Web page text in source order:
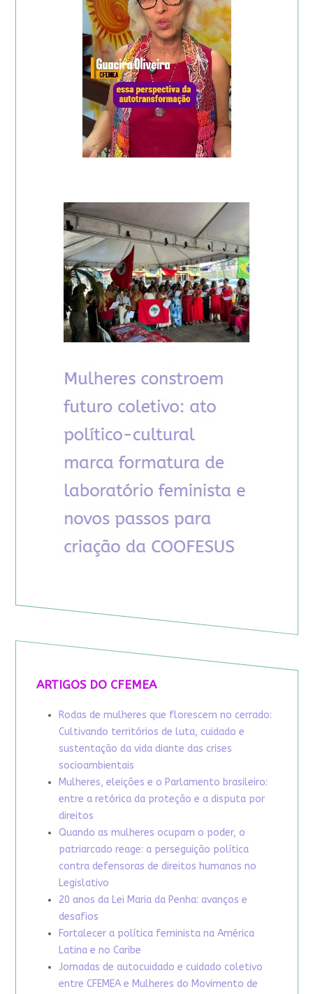
ARTIGOS DO CFEMEA
Rodas de mulheres que florescem no cerrado:
Cultivando territórios de luta, cuidado e
sustentação da vida diante das crises
socioambientais
Mulheres, eleições e o Parlamento brasileiro:
entre a retórica da proteção e a disputa por
direitos
Quando as mulheres ocupam o poder, o
patriarcado reage: a perseguição política
contra defensoras de direitos humanos no
Legislativo
20 anos da Lei Maria da Penha: avanços e
desafios
Fortalecer a política feminista na América
Latina e no Caribe
Jornadas de autocuidado e cuidado coletivo
entre CFEMEA e Mulheres do Movimento de